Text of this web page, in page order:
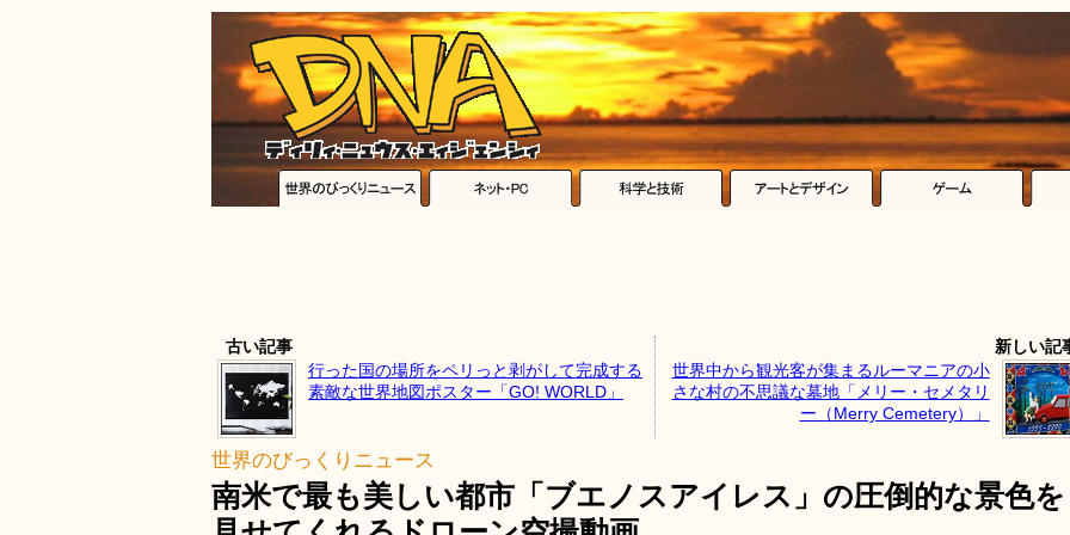
古い記事
行った国の場所をペリっと剥がして完成する
素敵な世界地図ポスター「GO! WORLD」
新しい記
世界中から観光客が集まるルーマニアの小
さな村の不思議な墓地「メリー・セメタリ
ー（Merry Cemetery）」
世界のびっくりニュース
南米で最も美しい都市「ブエノスアイレス」の圧倒的な景色を